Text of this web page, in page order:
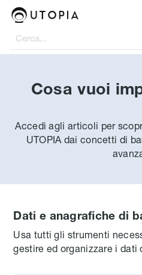
Cosa vuoi
Accedi agli articoli per
UTOPIA dai concetti di
Dati e anagrafiche di
Usa tutti gli strumenti
gestire ed organizzare i dati